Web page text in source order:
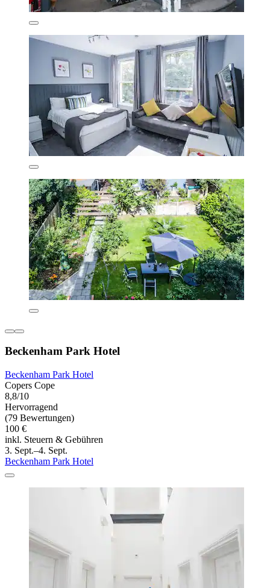
Beckenham Park Hotel
Beckenham Park Hotel
Copers Cope
8,8/10
Hervorragend
(79 Bewertungen)
100 €
inkl. Steuern & Gebühren
3. Sept.–4. Sept.
Beckenham Park Hotel